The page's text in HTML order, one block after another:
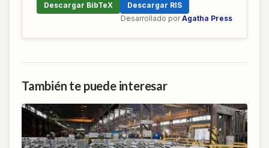
Descargar BibTeX
Descargar RIS
Desarrollado por Agatha Press
También te puede interesar